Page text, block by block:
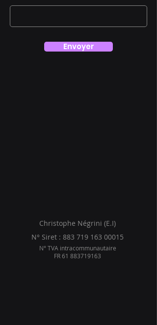
Envoyer
Christophe Négrini (E.I)
N° Siret : 883 719 163 00015
N° TVA intracommunautaire
FR 61 883719163